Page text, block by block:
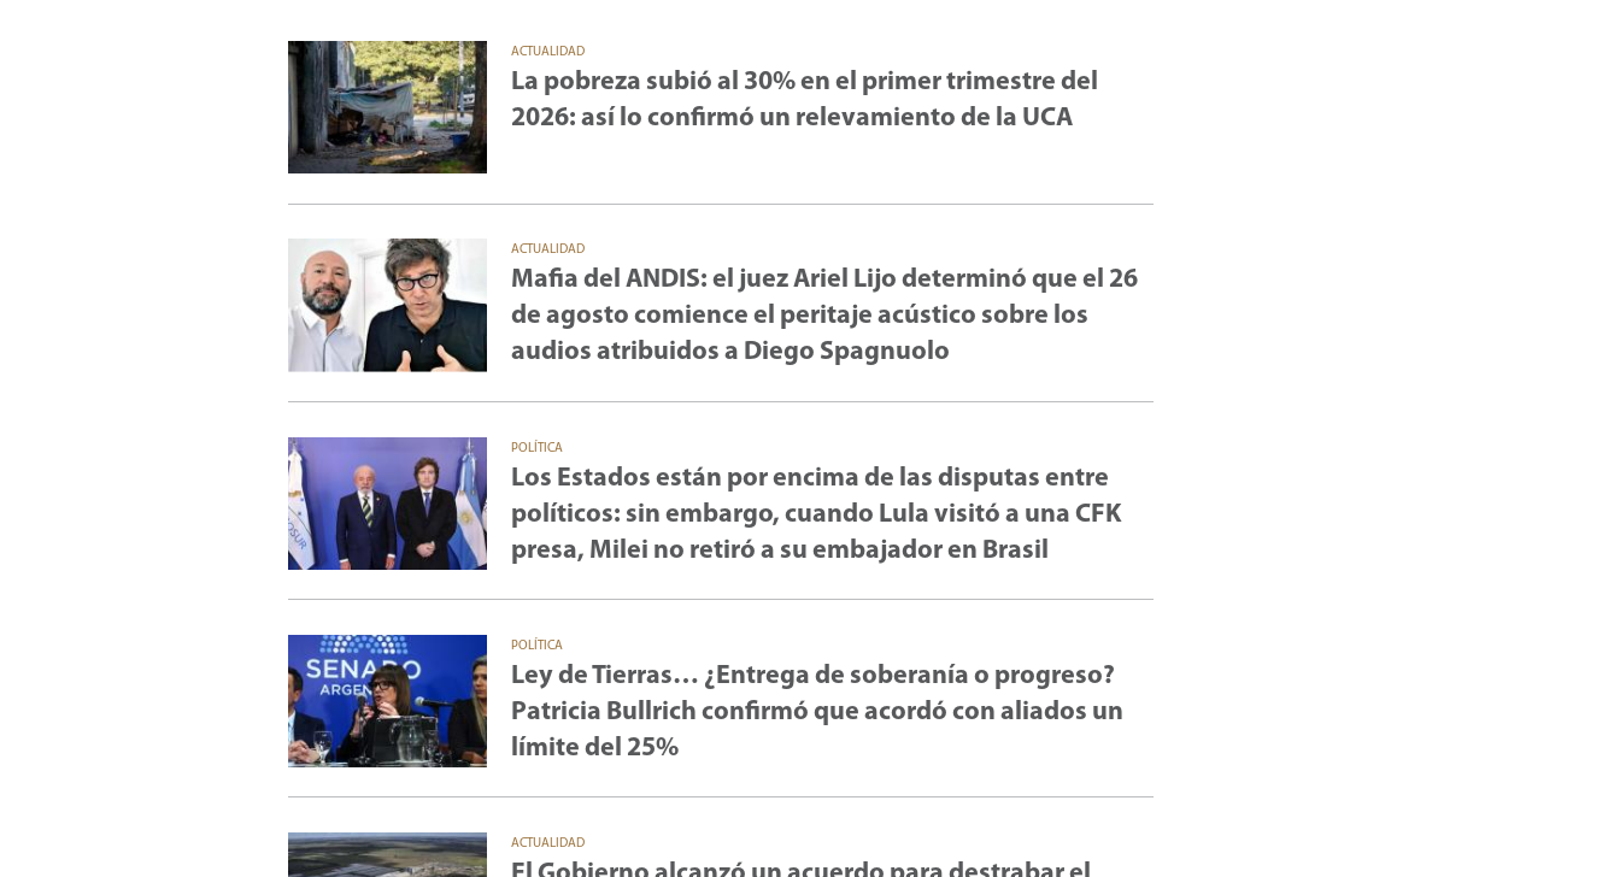
ACTUALIDAD
La pobreza subió al 30% en el primer trimestre del
2026: así lo confirmó un relevamiento de la UCA
ACTUALIDAD
Mafia del ANDIS: el juez Ariel Lijo determinó que el 26
de agosto comience el peritaje acústico sobre los
audios atribuidos a Diego Spagnuolo
POLÍTICA
Los Estados están por encima de las disputas entre
políticos: sin embargo, cuando Lula visitó a una CFK
presa, Milei no retiró a su embajador en Brasil
POLÍTICA
Ley de Tierras… ¿Entrega de soberanía o progreso?
Patricia Bullrich confirmó que acordó con aliados un
límite del 25%
ACTUALIDAD